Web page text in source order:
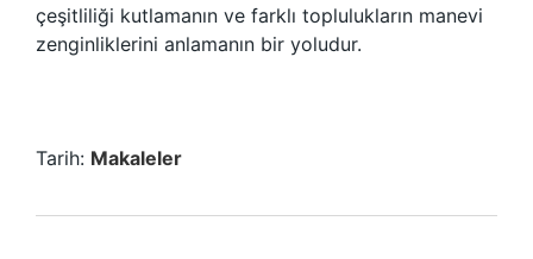
çeşitliliği kutlamanın ve farklı toplulukların manevi
zenginliklerini anlamanın bir yoludur.
Tarih: Makaleler